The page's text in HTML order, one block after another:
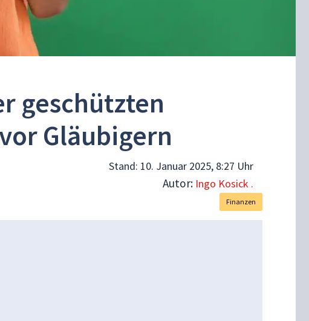
geschützten
Gläubigern
Stand: 10. Januar 2025, 8:27 Uhr
Autor: Ingo Kosick .
Finanzen